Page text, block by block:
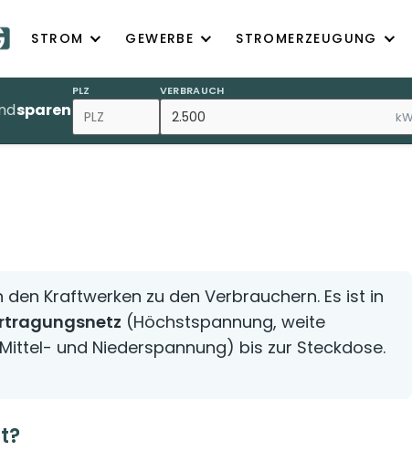
STROM GEWERBE STROMERZEUGUNG
sparen
PLZ VERBRAUCH
Kraftwerken zu den Verbrauchern. Es ist in
(Höchstspannung, weite
und Niederspannung) bis zur Steckdose.